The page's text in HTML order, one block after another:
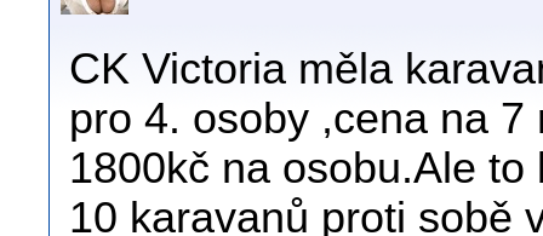
CK Victoria měla
pro 4. osoby ,cena na
1800kč na osobu.Ale
10 karavanů proti sobě